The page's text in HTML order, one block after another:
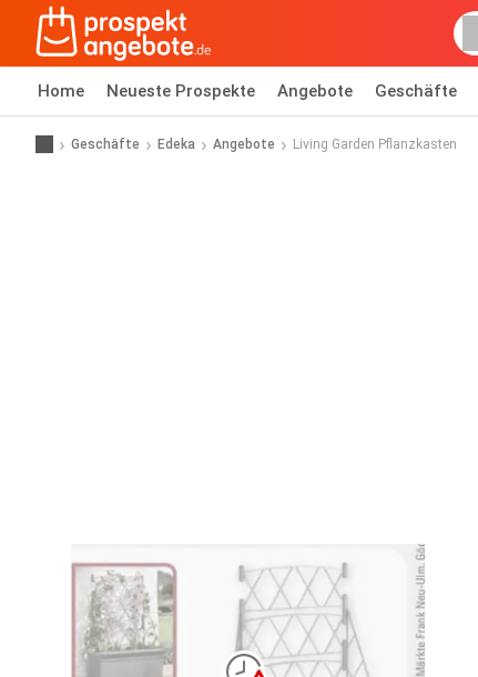
Home Neueste Prospekte Angebote Geschäfte
Geschäfte Edeka Angebote Living Garden Pflanzkasten